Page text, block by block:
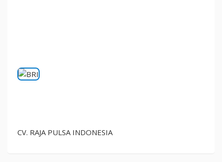
CV. RAJA PULSA INDONESIA